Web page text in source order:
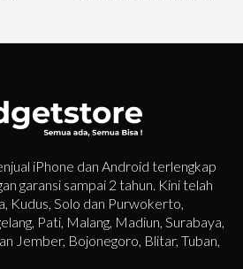
iPhone dan Android terlengkap
garansi sampai 2 tahun. Kini telah
Kudus, Solo dan Purwokerto,
Pati, Malang, Madiun, Surabaya,
Jember, Bojonegoro, Blitar, Tuban,